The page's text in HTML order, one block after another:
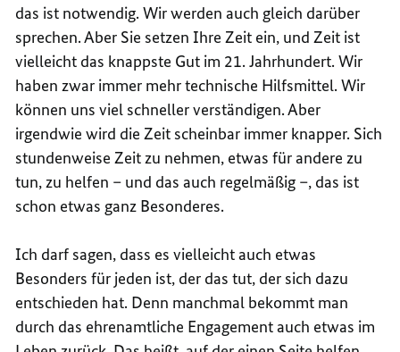
das ist notwendig. Wir werden auch gleich darüber
sprechen. Aber Sie setzen Ihre Zeit ein, und Zeit ist
vielleicht das knappste Gut im 21. Jahrhundert. Wir
haben zwar immer mehr technische Hilfsmittel. Wir
können uns viel schneller verständigen. Aber
irgendwie wird die Zeit scheinbar immer knapper. Sich
stundenweise Zeit zu nehmen, etwas für andere zu
tun, zu helfen – und das auch regelmäßig –, das ist
schon etwas ganz Besonderes.
Ich darf sagen, dass es vielleicht auch etwas
Besonders für jeden ist, der das tut, der sich dazu
entschieden hat. Denn manchmal bekommt man
durch das ehrenamtliche Engagement auch etwas im